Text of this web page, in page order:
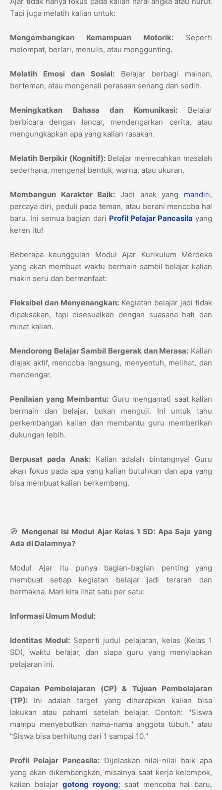
Tapi juga melatih kalian untuk:
Mengembangkan Kemampuan Motorik: Seperti
melompat, berlari, menulis, atau menggunting.
Melatih Emosi dan Sosial: Belajar berbagi mainan,
berteman, atau mengenali perasaan senang dan sedih.
Meningkatkan Bahasa dan Komunikasi:Belajar
berbicara dengan lancar, mendengarkan cerita, atau
mengungkapkan apa yang kalian rasakan.
Melatih Berpikir (Kognitif):Belajar memecahkan masalah
sederhana, mengenal bentuk, warna, atau ukuran.
Membangun Karakter Baik: Jadi anak yang mandiri,
percaya diri, peduli pada teman, atau berani mencoba hal
baru. Ini semua bagian dari Profil Pelajar Pancasila yang
keren itu!
Beberapa keunggulan Modul Ajar Kurikulum Merdeka
yang akan membuat waktu bermain sambil belajar kalian
makin seru dan bermanfaat:
Fleksibel dan Menyenangkan: Kegiatan belajar jadi tidak
dipaksakan, tapi disesuaikan dengan suasana hati dan
minat kalian.
Mendorong Belajar Sambil Bergerak dan Merasa: Kalian
diajak aktif, mencoba langsung, menyentuh, melihat, dan
mendengar.
Penilaian yang Membantu: Guru mengamati saat kalian
bermain dan belajar, bukan menguji. Ini untuk tahu
perkembangan kalian dan membantu guru memberikan
dukungan lebih.
Berpusat pada Anak:Kalian adalah bintangnya! Guru
akan fokus pada apa yang kalian butuhkan dan apa yang
bisa membuat kalian berkembang.
🧭 Mengenal Isi Modul Ajar Kelas 1 SD: Apa Saja yang
Ada di Dalamnya?
Modul Ajar itu punya bagian-bagian penting yang
membuat setiap kegiatan belajar jadi terarah dan
bermakna. Mari kita lihat satu per satu:
Informasi Umum Modul:
Identitas Modul: Seperti judul pelajaran, kelas (Kelas 1
SD), waktu belajar, dan siapa guru yang menyiapkan
pelajaran ini.
Capaian Pembelajaran (CP) & Tujuan Pembelajaran
(TP): Ini adalah target yang diharapkan kalian bisa
lakukan atau pahami setelah belajar. Contoh: "Siswa
mampu menyebutkan nama-nama anggota tubuh." atau
"Siswa bisa berhitung dari 1 sampai 10."
Profil Pelajar Pancasila:Dijelaskan nilai-nilai baik apa
yang akan dikembangkan, misalnya saat kerja kelompok,
kalian belajargotong royong; saat mencoba hal baru,